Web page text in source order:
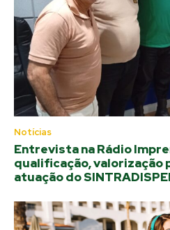
Notícias
Entrevista na Rádio
qualificação, valorização
atuação do